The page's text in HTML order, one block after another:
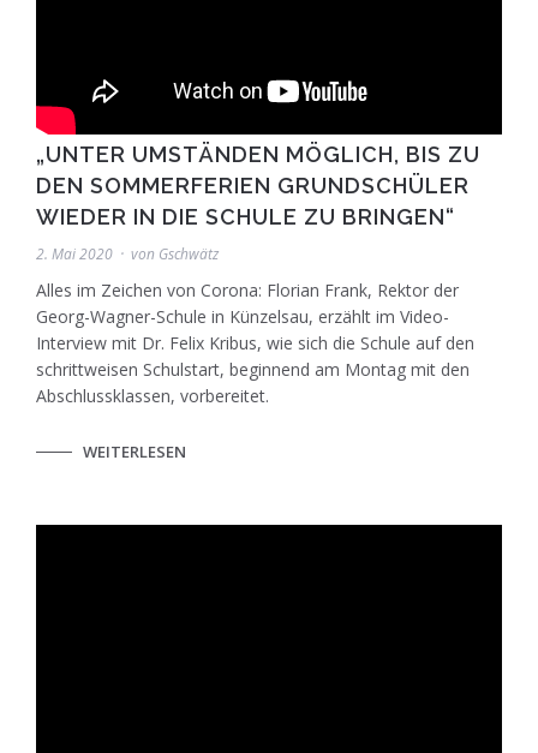
„UNTER UMSTÄNDEN MÖGLICH, BIS ZU
DEN SOMMERFERIEN GRUNDSCHÜLER
WIEDER IN DIE SCHULE ZU BRINGEN“
2. Mai 2020 von Gschwätz
Alles im Zeichen von Corona: Florian Frank, Rektor der
Georg-Wagner-Schule in Künzelsau, erzählt im Video-
Interview mit Dr. Felix Kribus, wie sich die Schule auf den
schrittweisen Schulstart, beginnend am Montag mit den
Abschlussklassen, vorbereitet.
WEITERLESEN